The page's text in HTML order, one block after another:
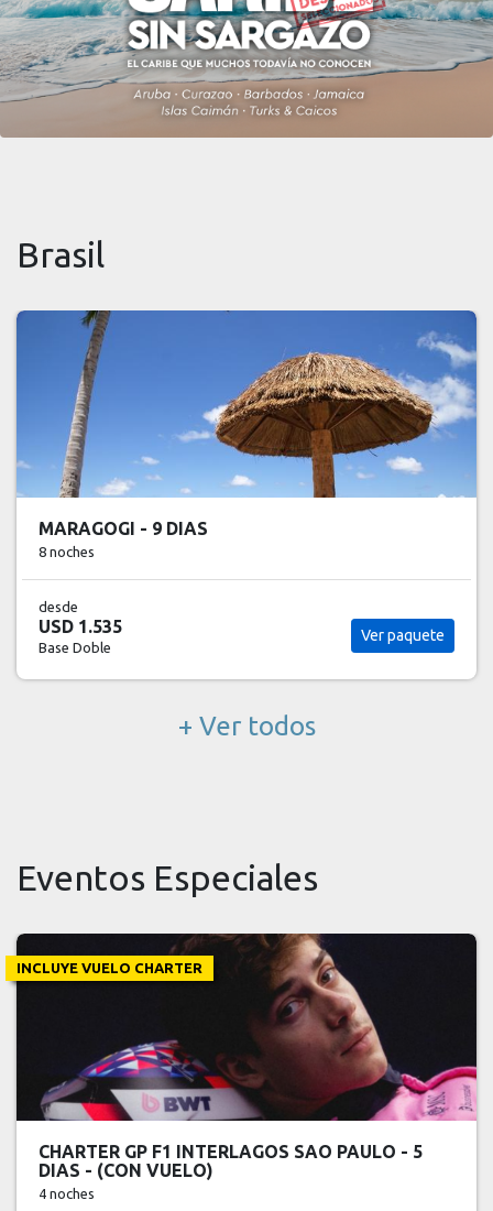
Brasil
MARAGOGI - 9 DIAS
8 noches
desde
USD 1.535
Base Doble
Ver paquete
+ Ver todos
Eventos Especiales
INCLUYE VUELO CHARTER
CHARTER GP F1 INTERLAGOS SAO PAULO - 5
DIAS - (CON VUELO)
4 noches